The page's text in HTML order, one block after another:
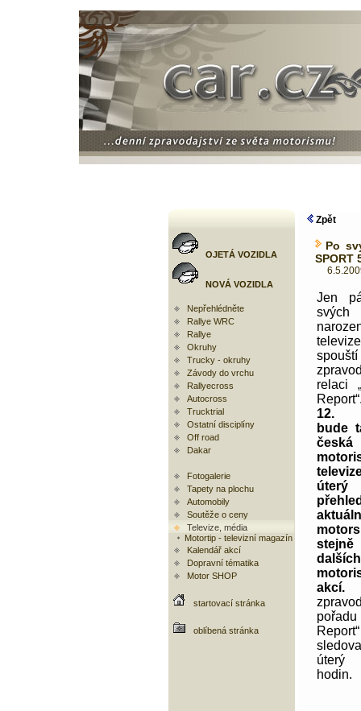
OJETÁ VOZIDLA
NOVÁ VOZIDLA
Nepřehlédněte
Rallye WRC
Rallye
Okruhy
Trucky - okruhy
Závody do vrchu
Rallyecross
Autocross
Trucktrial
Ostatní disciplíny
Off road
Dakar
Fotogalerie
Tapety na plochu
Automobily
Soutěže o ceny
Televize, média
Motortip - televizní magazín
Kalendář akcí
Dopravní tématika
Motor SHOP
startovací stránka
oblíbená stránka
Zpět
Po
SPORT
Jen
relaci
12.
bude
česká
úterý
dalších
akcí.
pořadu
úterý
hodin.